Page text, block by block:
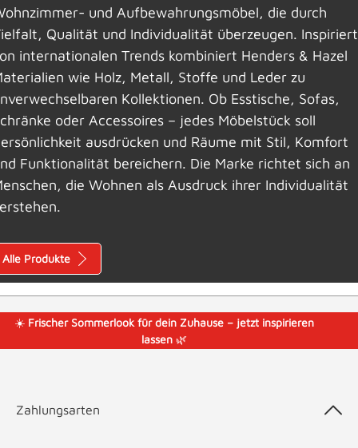
und Aufbewahrungsmöbel, die durch
Qualität und Individualität überzeugen. Inspiriert
internationalen Trends kombiniert Henders & Hazel
wie Holz, Metall, Stoffe und Leder zu
Kollektionen. Ob Esstische, Sofas,
oder Accessoires – jedes Möbelstück soll
ausdrücken und Räume mit Stil, Komfort
Funktionalität bereichern. Die Marke richtet sich an
die Wohnen als Ausdruck ihrer Individualität
Alle Produkte
☀️ Frischer Sommerlook für dein Zuhause – jetzt inspirieren
lassen🌿
Zahlungsarten